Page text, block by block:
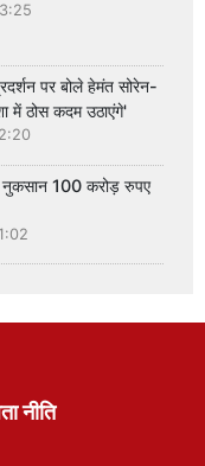
पर बोले हेमंत सोरेन-
में ठोस कदम उठाएंगे'
100 करोड़ रुपए
नीति